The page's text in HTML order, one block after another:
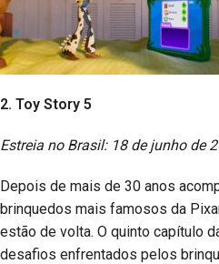
2. Toy Story 5
Estreia no Brasil: 18 de junho de
Depois de mais de 30 anos
brinquedos mais famosos da
estão de volta. O quinto capítulo
desafios enfrentados pelos